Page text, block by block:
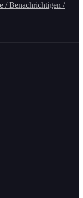
/ Benachrichtigen /